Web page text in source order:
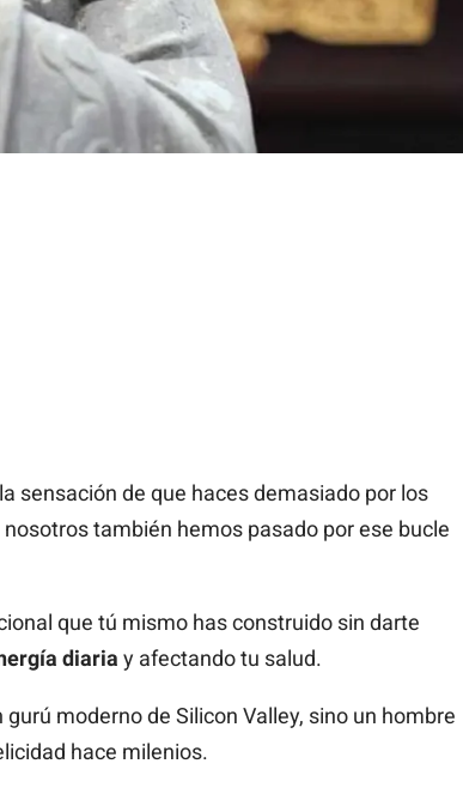
sensación de que haces demasiado por los
también hemos pasado por ese bucle
que tú mismo has construido sin darte
diaria y afectando tu salud.
moderno de Silicon Valley, sino un hombre
hace milenios.